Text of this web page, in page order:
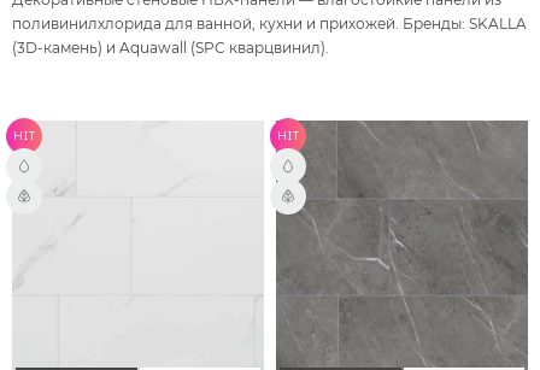
поливинилхлорида для ванной, кухни и прихожей. Бренды: SKALLA
(3D-камень) и Aquawall (SPC кварцвинил).
HIT HIT